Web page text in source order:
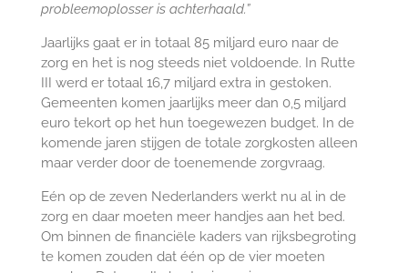
probleemoplosser is achterhaald.”
Jaarlijks gaat er in totaal 85 miljard euro naar de
zorg en het is nog steeds niet voldoende. In Rutte
III werd er totaal 16,7 miljard extra in gestoken.
Gemeenten komen jaarlijks meer dan 0,5 miljard
euro tekort op het hun toegewezen budget. In de
komende jaren stijgen de totale zorgkosten alleen
maar verder door de toenemende zorgvraag.
Eén op de zeven Nederlanders werkt nu al in de
zorg en daar moeten meer handjes aan het bed.
Om binnen de financiële kaders van rijksbegroting
te komen zouden dat één op de vier moeten